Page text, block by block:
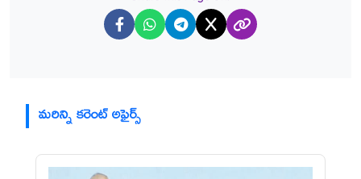
X
మరిన్ని కరెంట్ అఫైర్స్